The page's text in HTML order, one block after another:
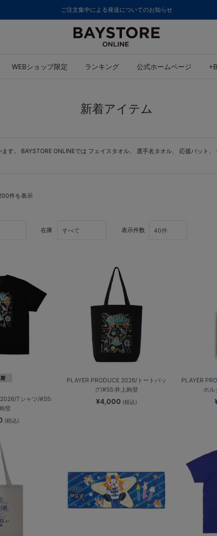
ご注文集中による発送についてのお知らせ
WEBショップ限定 ランキング 公式ホームページ +B
新着アイテム
す。 BAYSTORE ONLINEでは フェイスタオル、 選手名タオル、 応援バット 、
件を表示
在庫 表示件数
2026/Tシャツ/#55:
登
(税込)
PLAYER PRODUCE 2026/トートバッ
グ/#55:井上絢登
¥4,000 (税込)
PLAYER
ホル